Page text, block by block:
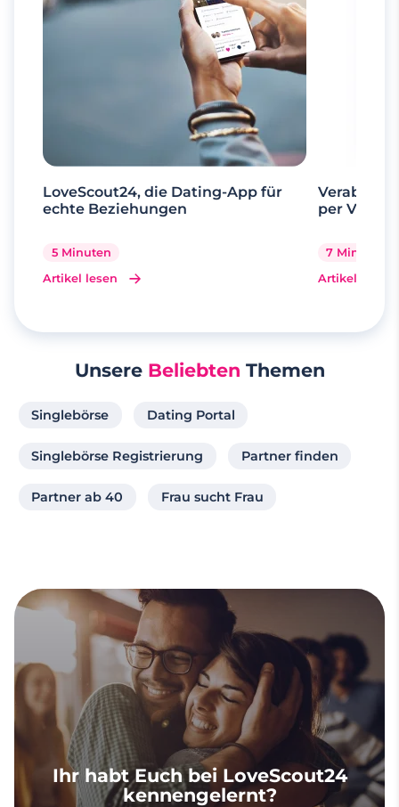
LoveScout24, die Dating-App für
echte Beziehungen
5 Minuten
Artikel lesen
per
7 Minuten
Artikel lesen
Unsere Beliebten Themen
Singlebörse Dating Portal
Singlebörse Registrierung Partner finden
Partner ab 40 Frau sucht Frau
Ihr habt Euch bei LoveScout24
kennengelernt?